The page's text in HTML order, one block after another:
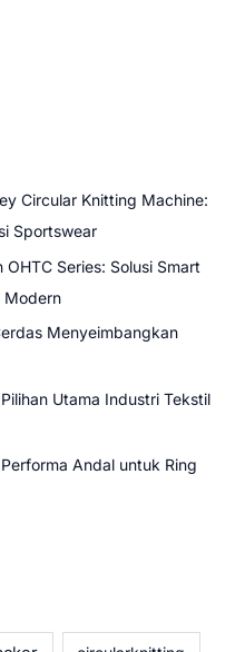
Circular Knitting Machine:
Sportswear
OHTC Series: Solusi Smart
Modern
Menyeimbangkan
Utama Industri Tekstil
Andal untuk Ring